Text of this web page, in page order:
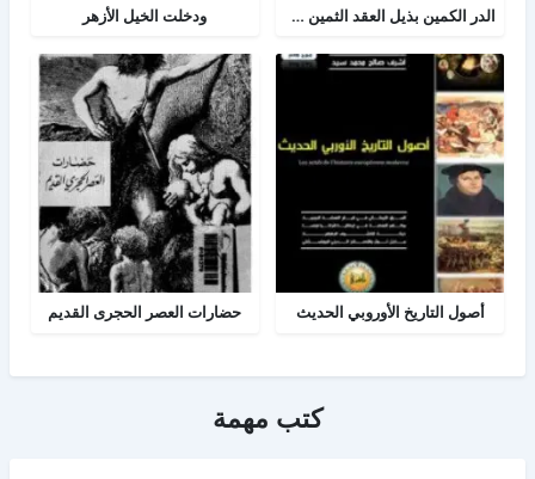
الدر الكمين بذيل العقد الثمين في تاريخ البلد الأمين ودخلت الخيل الأزهر
أصول التاريخ الأوروبي الحديث حضارات العصر الحجرى القديم
كتب مهمة